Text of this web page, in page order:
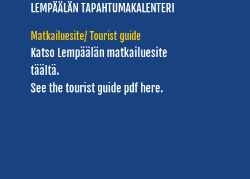
LEMPÄÄLÄN TAPAHTUMAKALENTERI
Matkailuesite/ Tourist guide
Katso Lempäälän matkailuesite
täältä.
See the tourist guide pdf here.